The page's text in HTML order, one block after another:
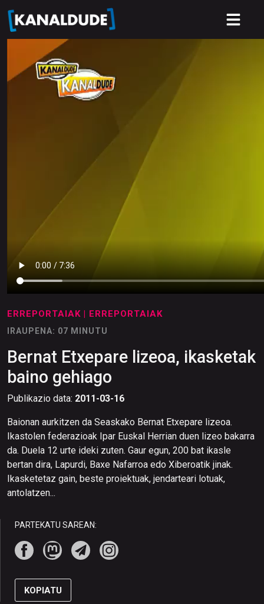
ERREPORTAIAK | ERREPORTAIAK
IRAUPENA: 07 MINUTU
Bernat Etxepare lizeoa, ikasketak
baino gehiago
Publikazio data: 2011-03-16
Baionan aurkitzen da Seaskako Bernat Etxepare lizeoa.
Ikastolen federazioak Ipar Euskal Herrian duen lizeo bakarra
da. Duela 12 urte ideki zuten. Gaur egun, 200 bat ikasle
bertan dira, Lapurdi, Baxe Nafarroa edo Xiberoatik jinak.
Ikasketetaz gain, beste proiektuak, jendarteari lotuak,
antolatzen...
PARTEKATU SAREAN:
KOPIATU